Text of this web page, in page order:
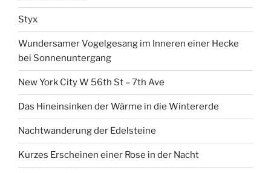
Styx
Wundersamer Vogelgesang im Inneren einer Hecke
bei Sonnenuntergang
New York City W 56th St – 7th Ave
Das Hineinsinken der Wärme in die Wintererde
Nachtwanderung der Edelsteine
Kurzes Erscheinen einer Rose in der Nacht